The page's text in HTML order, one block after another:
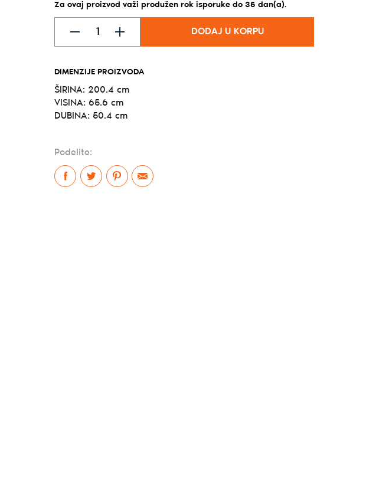
Za ovaj proizvod važi produžen rok isporuke do 35 dan(a).
DODAJ U KORPU
DIMENZIJE PROIZVODA
ŠIRINA: 200.4 cm
VISINA: 65.6 cm
DUBINA: 50.4 cm
Podelite: